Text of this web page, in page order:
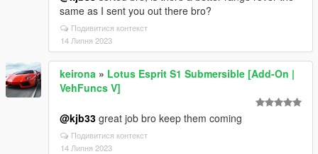
same as I sent you out there bro?
Подивитися контекст
14 Липня 2023
keirona » Lotus Esprit S1 Submersible [Add-On |
VehFuncs V]
@kjb33 great job bro keep them coming
Подивитися контекст
14 Липня 2023